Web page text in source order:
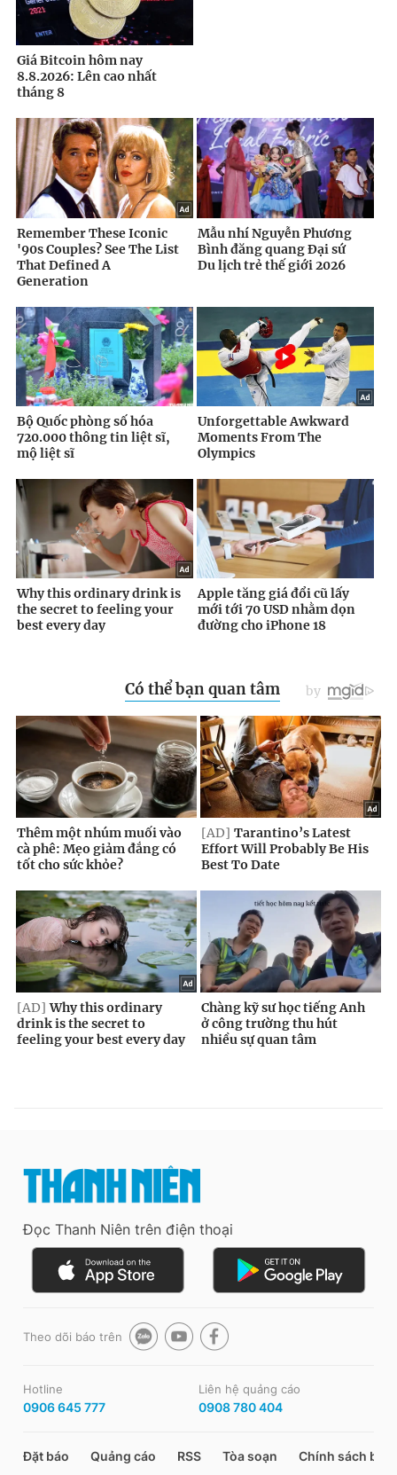
Đọc Thanh Niên trên điện thoại
Theo dõi báo trên
Hotline
0906 645 777
Liên hệ quảng cáo
0908 780 404
Đặt báo Quảng cáo RSS Tòa soạn Chính sách bảo